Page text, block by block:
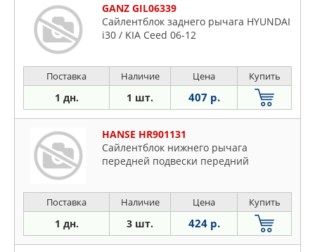
GANZ GIL06339
Сайлентблок заднего рычага HYUNDAI
i30 / KIA Ceed 06-12
Поставка Наличие Цена Купить
1 дн. 1 шт. 407 р.
HANSE HR901131
Сайлентблок нижнего рычага
передней подвески передний
Поставка Наличие Цена Купить
1 дн. 3 шт. 424 р.